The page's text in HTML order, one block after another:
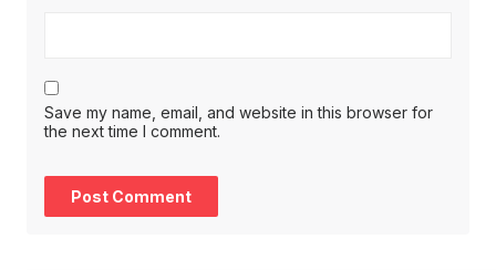
Save my name, email, and website in this browser for
the next time I comment.